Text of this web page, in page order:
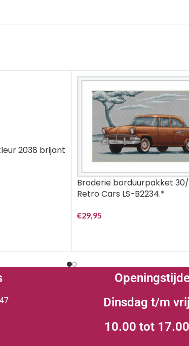
2038 brijant
Broderie borduurpakket
Retro Cars LS-B2234.*
€29,95
Dinsdag t/m
10.00 tot